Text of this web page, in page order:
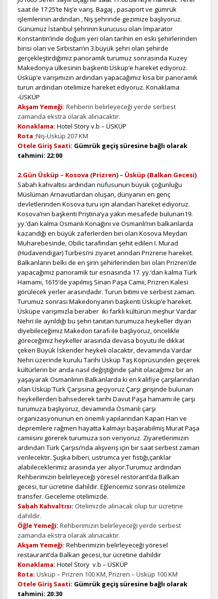
saat ile 17:25’te Niş’e varış. Bagaj , pasaport ve gümrük
işlemlerinin ardından , Niş şehrinde gezimize başlıyoruz.
Günümüz İstanbul şehrinin kurucusu olan İmparator
Konstantin’inde doğum yeri olan tarihin en eski şehirlerinden
birisi olan ve Sırbistan’ın 3.büyük şehri olan şehirde
gerçekleştirdiğimiz panoramik turumuz sonrasında Kuzey
Makedonya ülkesinin başkenti Üsküp’e hareket ediyoruz.
Üsküp’e varışımızın ardından yapacağımız kısa bir panoramik
turun ardından otelimize hareket ediyoruz. Konaklama
-ÜSKÜP
Akşam Yemeği: Rehberin belirleyeceği yerde serbest
zamanda ekstra olarak alınacaktır.
Konaklama: Hotel Story v.b – ÜSKÜP
Rota ;Niş-Üsküp 207 KM
Otele Giriş Saati: Gümrük geçiş süresine bağlı olarak
tahmini: 22:00
2.Gün Üsküp – Kosova (Prizren) – Üsküp (Balkan Gecesi)
Sabah kahvaltısı ardından nüfusunun büyük çoğunluğu
Müslüman Arnavutlardan oluşan, dünyanın en genç
devletlerinden Kosova turu için alandan hareket ediyoruz.
Kosova’nın başkenti Priştina’ya yakın mesafede bulunan19.
yy.’dan kalma Osmanlı Konağını ve Osmanlı’nın balkanlarda
kazandığı en büyük zaferlerden biri olan Kosova Meydan
Muharebesinde, Obilic tarafından şehit edilen I. Murad
(Hüdavendigar) Türbesi’ni ziyaret arından Prizrene hareket.
Balkanların belki de en şirin şehirlerinden biri olan Prizren’de
yapacağımız panoramik tur esnasında 17. yy.’dan kalma Türk
Hamamı, 1615’de yapılmış Sinan Paşa Camii, Prizren Kalesi
görülecek yerler arasındadır. Turun bitimi ve serbest zaman.
Turumuz sonrası Makedonyanın başkenti Üsküp’e hareket.
Üsküpe varışımızla beraber iki farklı kültürün meşhur Vardar
Nehri ile ayrıldığı bu şehri tanıtan turumuza heykeller diyarı
diyebileceğimiz Makedon tarafı ile başlıyoruz, öncelikle
göreceğimiz heykeller arasında devasa boyutu ile dikkat
çeken Büyük İskender heykeli olacaktır, devamında Vardar
Nehri üzerinde kurulu Tarihi Üsküp Taş Köprüsünden geçerek
kültürlerin bir anda nasıl değiştiğinde şahit olacağımız bir an
yaşayarak Osmanlının Balkanlarda ki en kalifiye çarşılarından
olan Üsküp Türk Çarşısına geçiyoruz.Çarşı girişinde bulunan
heykellerden bahsederek tarihi Davut Paşa hamamı ile çarşı
turumuza başlıyoruz, devamında Osmanlı çarşı
organizasyonunun en önemli yapılarından Kapan Han ve
depremlere rağmen hayatta kalmayı başarabilmiş Murat Paşa
camiisini görerek turumuza son veriyoruz. Ziyaretlerimizin
ardından Türk Çarşısı’nda alışveriş için bir saat serbest zaman
verilecektir. Şuşka biberi, ustrumca yer fıstığı,çarıklar
alabileceklerimiz arasında yer alıyor.Turumuz ardindan
Rehberimizin belirleyeceği yöresel restorant’da Balkan
gecesi, tur ücretine dahildir. Eğlencemiz sonrası otelimize
transfer. Geceleme otelimizde.
Sabah Kahvaltısı: Otelimizde alınacak olup tur ücretine
dahildir.
Öğle Yemeği: Rehberimizin belirleyeceği yerde serbest
zamanda ekstra olarak alınacaktır.
Akşam Yemeği: Rehberimizin belirleyeceği yöresel
restaurant’da Balkan gecesi, tur ücretine dahildir
Konaklama: Hotel Story v.b – ÜSKÜP
Rota: Üsküp – Prizren 100 KM, Prizren – Üsküp 100 KM
Otele Giriş Saati: Gümrük geçiş süresine bağlı olarak
tahmini: 20:30